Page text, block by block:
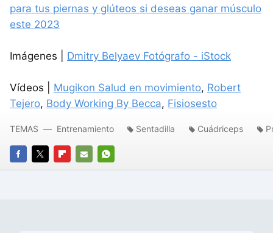
para tus piernas y glúteos si deseas ganar músculo
este 2023
Imágenes | Dmitry Belyaev Fotógrafo - iStock
Vídeos | Mugikon Salud en movimiento, Robert
Tejero, Body Working By Becca, Fisiosesto
FACEBOOK
TWITTERFLIPBOARD
E-
WHATSAPP
TEMAS Entrenamiento Sentadilla Cuádriceps